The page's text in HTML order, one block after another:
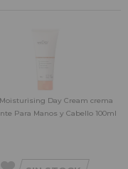
Day Cream crema
Para Manos y Cabello 100ml